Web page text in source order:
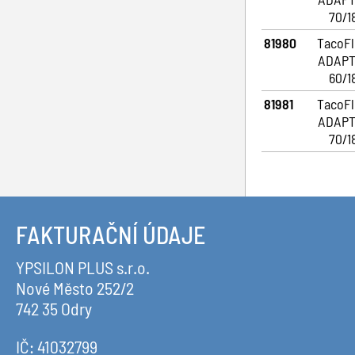
70/
81980
60/
81981
70/
FAKTURAČNÍ ÚDAJE
YPSILON PLUS s.r.o.
Nové Město 252/2
742 35 Odry
IČ: 41032799